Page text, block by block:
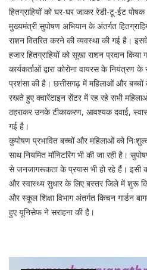
हितग्राहियों को घर-घर जाकर रेडी-टू-ईट
मुख्यमंत्री सुपोषण अभियान के अंतर्गत
राशन वितरित करने की व्यवस्था की गई है।
हजार हितग्राहियों को सूखा राशन प्रदान
कार्यकर्ताओं द्वारा कोरोना वायरस के नियंत्रण
प्रशंसा की है। छत्तीसगढ़ में महिलाओं और बच्चों
रखते हुए क्वारेंटाइन सेंटर में रह रहे सभी
ठहराकर उनके टीकाकरण, आवश्यक दवाई,
गई है।
कुपोषण प्रभावित बच्चों और महिलाओं को
साथ नियमित मॉनिटरिंग भी की जा रही है।
से जनजागरूकता के प्रयास भी हो रहे हैं। इसी
और स्वास्थ्य सुधार के लिए बस्तर जिले में शुरू
और स्कूल शिक्षा विभाग अंतर्गत किचन गार्डन
हुए यूनिसेफ ने सराहना की है।